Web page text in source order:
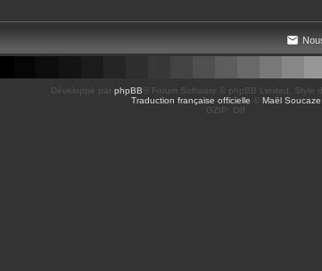
Développé par phpBB ® Forum Software © phpBB Limited , Style
Traduction française officielle
Maël Soucaze
GZIP: Off